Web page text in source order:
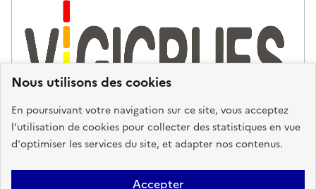
Nous utilisons des cookies
En poursuivant votre navigation sur ce site, vous acceptez
l’utilisation de cookies pour collecter des statistiques en vue
d'optimiser les services du site, et adapter nos contenus.
Accepter
Plan du site Accessibilité : partiellement conforme Mentions